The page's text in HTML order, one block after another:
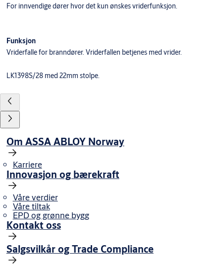
For innvendige dører hvor det kun ønskes vriderfunksjon.
Funksjon
Vriderfalle for branndører. Vriderfallen betjenes med vrider.
LK1398S/28 med 22mm stolpe.
Om ASSA ABLOY Norway
Karriere
Innovasjon og bærekraft
Våre verdier
Våre tiltak
EPD og grønne bygg
Kontakt oss
Salgsvilkår og Trade Compliance